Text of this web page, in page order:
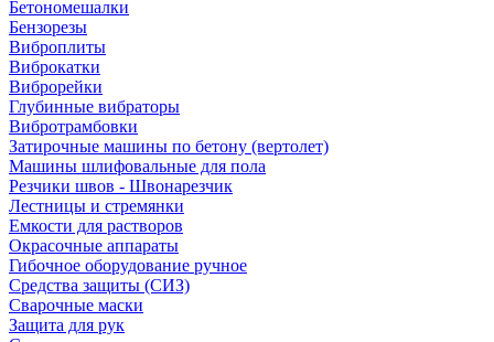
Бетономешалки
Бензорезы
Виброплиты
Виброкатки
Виброрейки
Глубинные вибраторы
Вибротрамбовки
Затирочные машины по бетону (вертолет)
Машины шлифовальные для пола
Резчики швов - Швонарезчик
Лестницы и стремянки
Емкости для растворов
Окрасочные аппараты
Гибочное оборудование ручное
Средства защиты (СИЗ)
Сварочные маски
Защита для рук